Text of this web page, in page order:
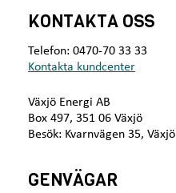
KONTAKTA OSS
Telefon: 0470-70 33 33
Kontakta kundcenter
Växjö Energi AB
Box 497, 351 06 Växjö
Besök: Kvarnvägen 35, Växjö
GENVÄGAR